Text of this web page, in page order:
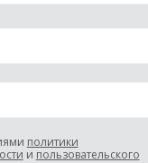
политики
и пользовательского